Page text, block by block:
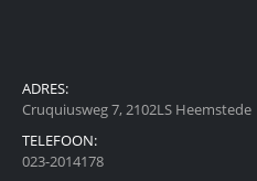
ADRES:
Cruquiusweg 7, 2102LS Heemstede
TELEFOON:
023-2014178